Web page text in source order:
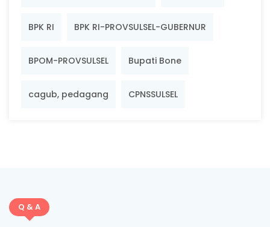
BPK RI BPK RI-PROVSULSEL-GUBERNUR
BPOM-PROVSULSEL Bupati Bone
cagub, pedagang CPNSSULSEL
Q & A